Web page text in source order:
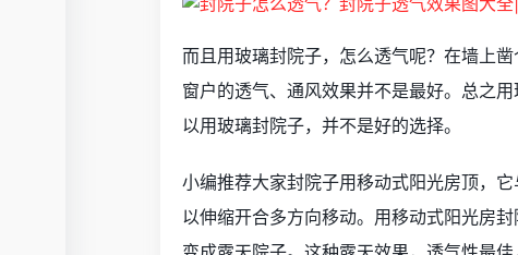
而且用玻璃封院子，怎么透气呢？在墙上
窗户的透气、通风效果并不是最好。总之
以用玻璃封院子，并不是好的选择。
小编推荐大家封院子用移动式阳光房顶，
以伸缩开合多方向移动。用移动式阳光房